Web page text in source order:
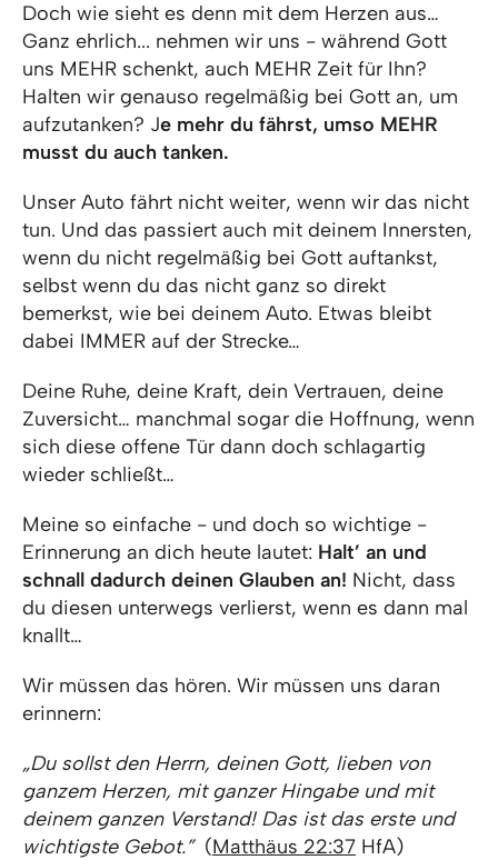
Doch wie sieht es denn mit dem Herzen aus…
Ganz ehrlich... nehmen wir uns - während Gott
uns MEHR schenkt, auch MEHR Zeit für Ihn?
Halten wir genauso regelmäßig bei Gott an, um
aufzutanken? Je mehr du fährst, umso MEHR
musst du auch tanken.
Unser Auto fährt nicht weiter, wenn wir das nicht
tun. Und das passiert auch mit deinem Innersten,
wenn du nicht regelmäßig bei Gott auftankst,
selbst wenn du das nicht ganz so direkt
bemerkst, wie bei deinem Auto. Etwas bleibt
dabei IMMER auf der Strecke…
Deine Ruhe, deine Kraft, dein Vertrauen, deine
Zuversicht… manchmal sogar die Hoffnung, wenn
sich diese offene Tür dann doch schlagartig
wieder schließt…
Meine so einfache - und doch so wichtige -
Erinnerung an dich heute lautet: Halt’ an und
schnall dadurch deinen Glauben an! Nicht, dass
du diesen unterwegs verlierst, wenn es dann mal
knallt…
Wir müssen das hören. Wir müssen uns daran
erinnern:
„Du sollst den Herrn, deinen Gott, lieben von
ganzem Herzen, mit ganzer Hingabe und mit
deinem ganzen Verstand! Das ist das erste und
wichtigste Gebot.”(Matthäus 22:37 HfA)